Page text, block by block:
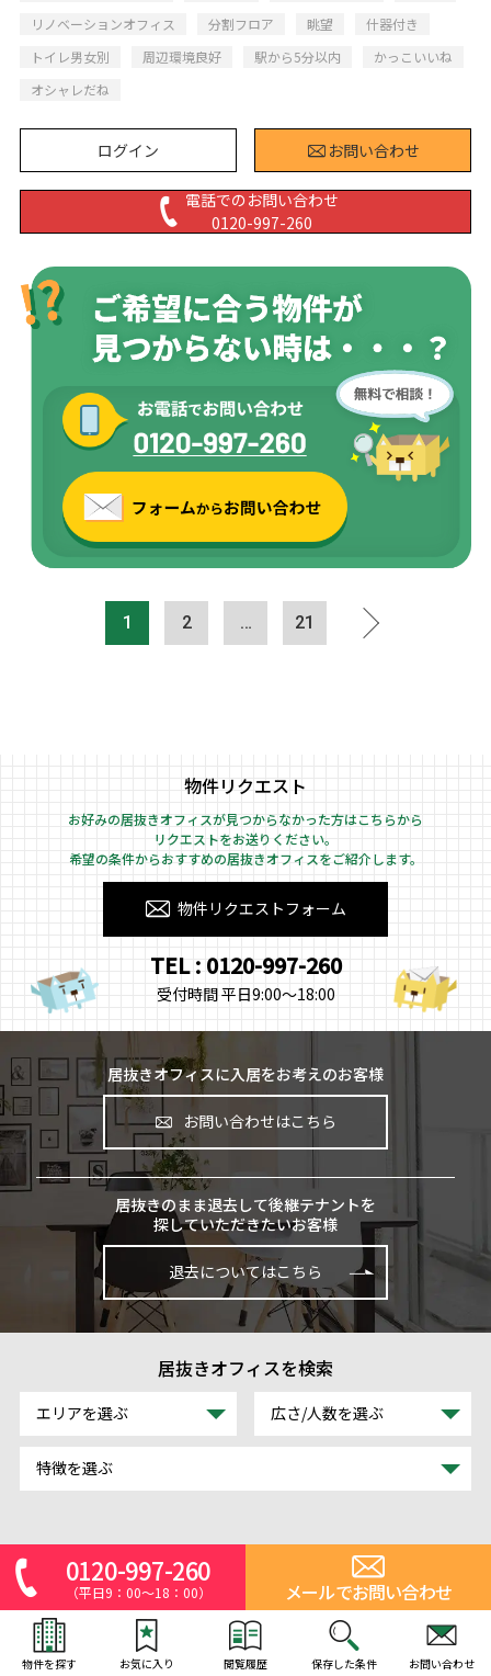
リノベーションオフィス
分割フロア 眺望
什器付き
トイレ男女別
周辺環境良好 駅から5分以内
かっこいいね
オシャレだね
ログイン お問い合わせ
電話でのお問い合わせ
0120-997-260
1 2 … 21
物件リクエスト
お好みの居抜きオフィスが見つからなかった方はこちらから
リクエストをお送りください。
希望の条件からおすすめの居抜きオフィスをご紹介します。
物件リクエストフォーム
TEL : 0120-997-260
受付時間 平日9:00～18:00
居抜きオフィスに入居をお考えのお客様
お問い合わせはこちら
居抜きのまま退去して後継テナントを
探していただきたいお客様
退去についてはこちら
居抜きオフィスを検索
エリアを選ぶ 広さ/人数を選ぶ
特徴を選ぶ
0120-997-260
（平日9：00～18：00） メールでお問い合わせ
物件を探す お気に入り 閲覧履歴 保存した条件 お問い合わせ